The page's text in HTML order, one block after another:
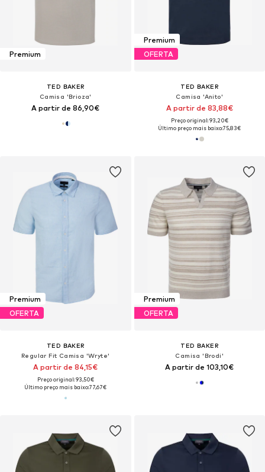
Premium
TED BAKER
Camisa 'Brioza'
A partir de 86,90€
Premium
OFERTA
TED BAKER
Camisa 'Anito'
A partir de 83,88€
Preço original: 93,20€
Último preço mais baixo:75,83€
Premium
OFERTA
TED BAKER
Regular Fit Camisa 'Wryte'
A partir de 84,15€
Preço original: 93,50€
Último preço mais baixo:77,67€
Premium
OFERTA
TED BAKER
Camisa 'Brodi'
A partir de 103,10€